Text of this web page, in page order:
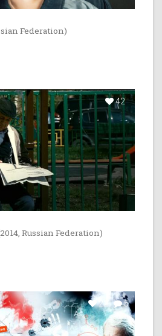
Federation)
42
Russian Federation)
22 5